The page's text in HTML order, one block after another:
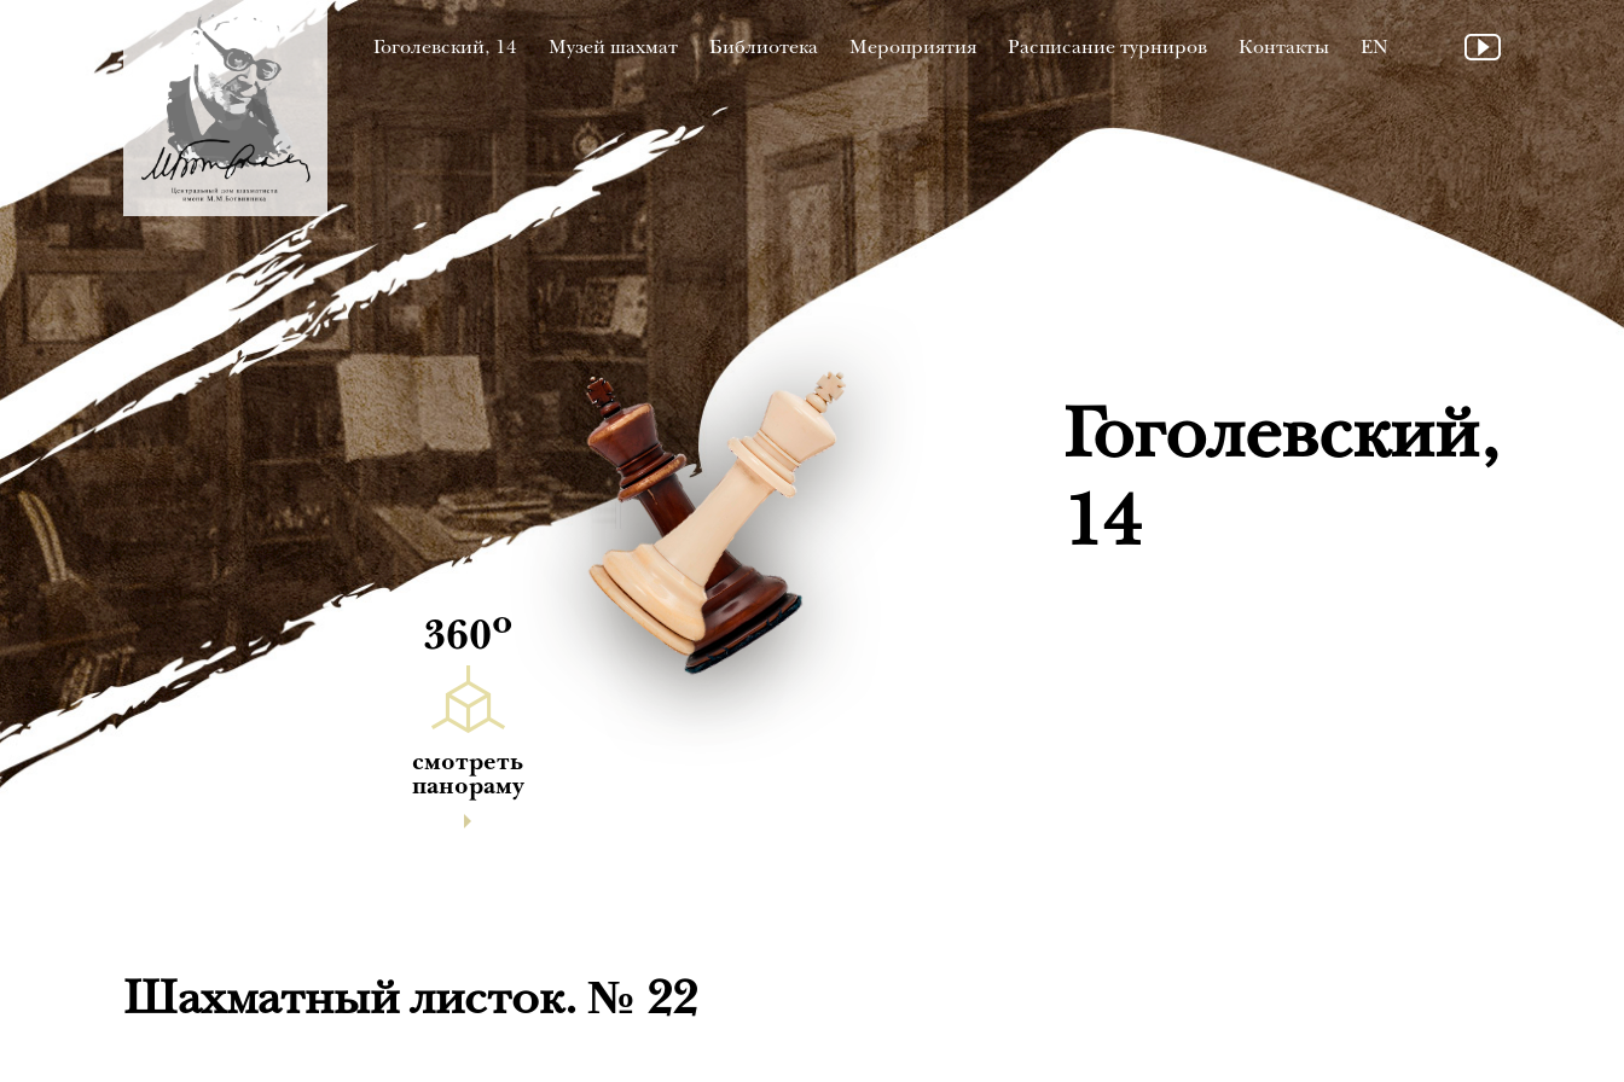
Гоголевский, 14 Музей шахмат Библиотека Мероприятия Расписание турниров Контакты EN
Гоголевский,
14
360о
смотреть
панораму
Шахматный листок. № 22